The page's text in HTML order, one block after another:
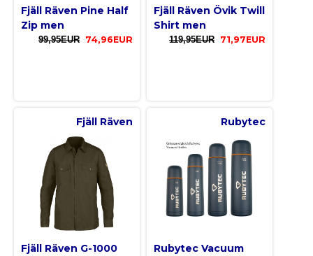
Fjäll Räven Pine Half
Zip men
99,95EUR 74,96EUR
Fjäll Räven Övik Twill
Shirt men
119,95EUR 71,97EUR
Fjäll Räven
Fjäll Räven G-1000
Rubytec
Rubytec Vacuum